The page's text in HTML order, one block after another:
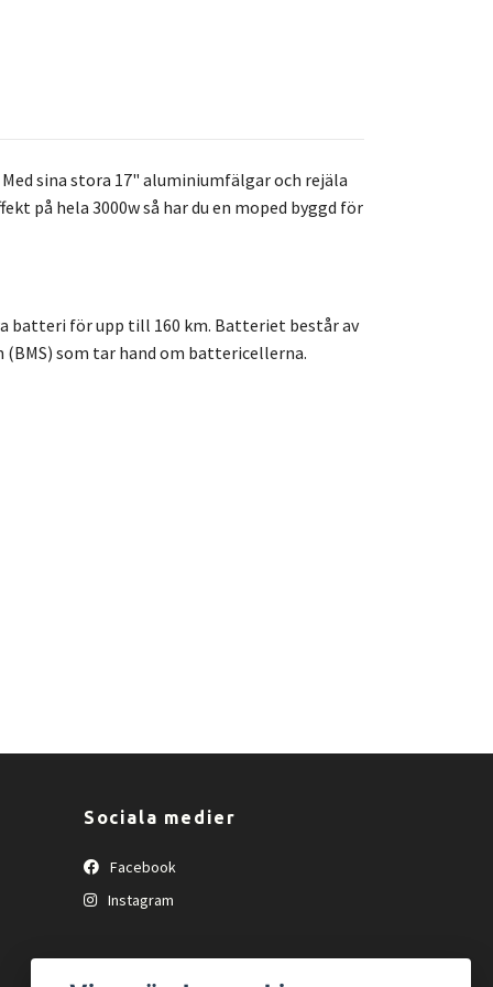
sina stora 17" aluminiumfälgar och rejäla
på hela 3000w så har du en moped byggd för
batteri för upp till 160 km. Batteriet består av
som tar hand om battericellerna.
Sociala medier
Facebook
Instagram